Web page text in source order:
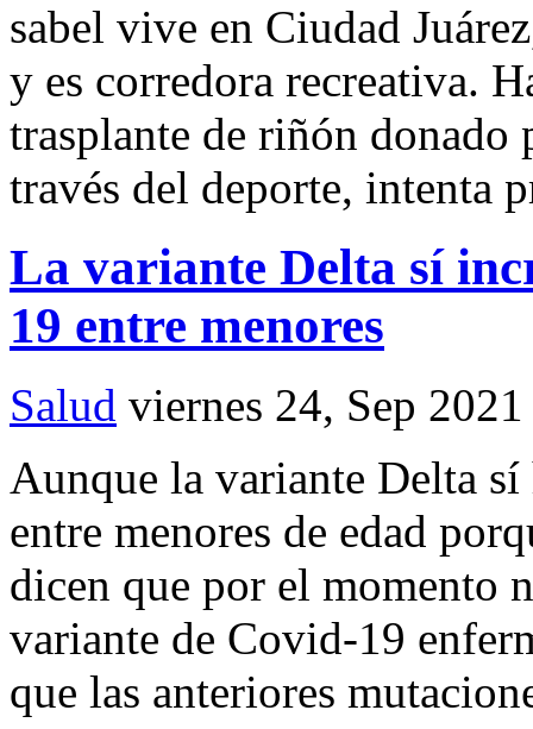
sabel vive en Ciudad
y es corredora recreativa.
trasplante de riñón donado
través del deporte, intenta
La variante Delta sí
19 entre menores
Salud viernes 24, Sep 2021
Aunque la variante Delta
entre menores de edad
dicen que por el momento
variante de Covid-19
que las anteriores